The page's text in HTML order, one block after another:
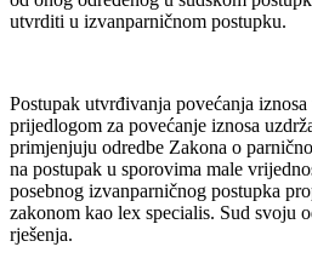
utvrditi u izvanparničnom postupku.
Postupak utvrđivanja povećanja
prijedlogom za povećanje iznosa
primjenjuju odredbe Zakona o
na postupak u sporovima male
posebnog izvanparničnog postupka
zakonom kao lex specialis. Sud svoju
rješenja.